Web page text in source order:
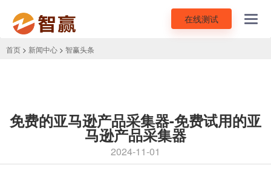
在线测试
首页 > 新闻中心 > 智赢头条
免费的亚马逊产品采集器-免费试用的亚
马逊产品采集器
2024-11-01